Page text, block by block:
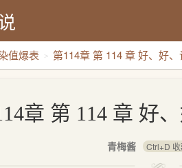
值爆表
第114章 第 114 章 好、好
章 第 114 章 好
青梅酱 Ctrl+D